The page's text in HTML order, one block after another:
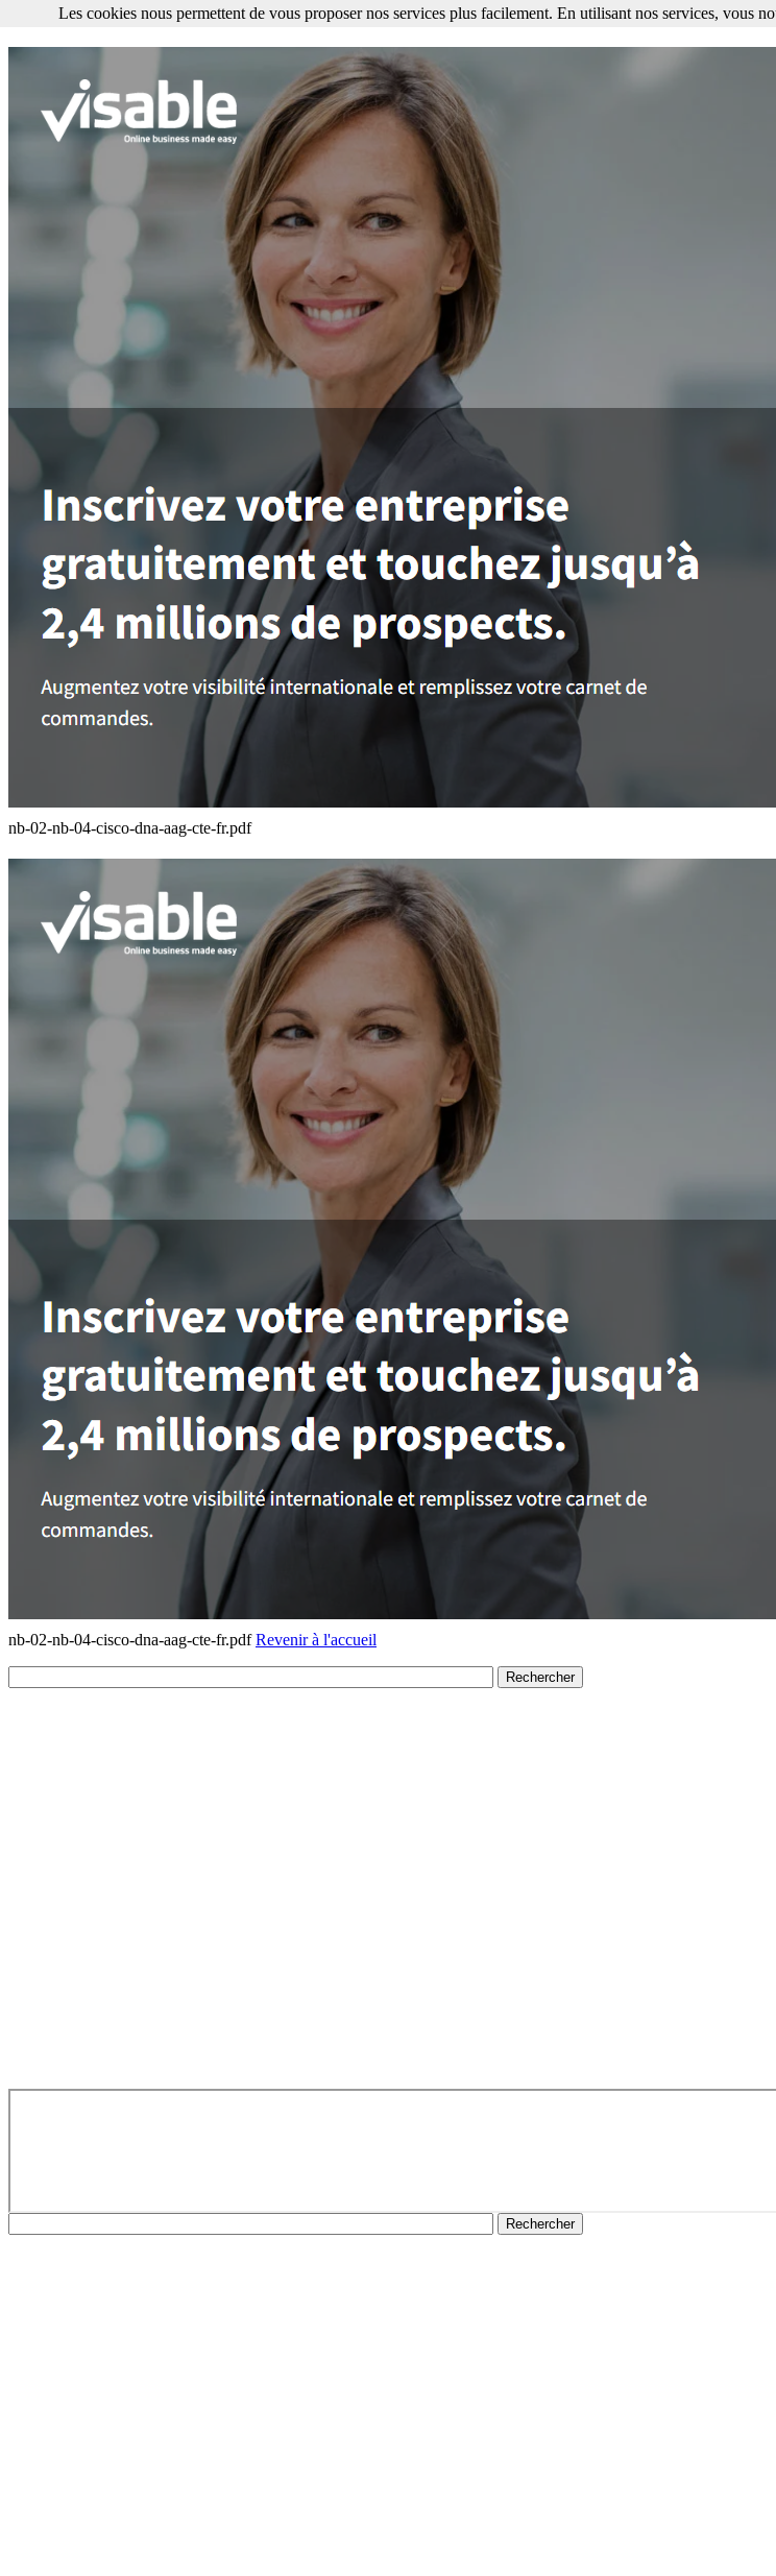
Les cookies nous permettent de vous proposer nos services plus facilement. En utilisant nos services, vous nous
nb-02-nb-04-cisco-dna-aag-cte-fr.pdf
nb-02-nb-04-cisco-dna-aag-cte-fr.pdfRevenir à l'accueil
Les cookies nous permettent de vous proposer nos services plus facilement. En utilisant nos services, vous